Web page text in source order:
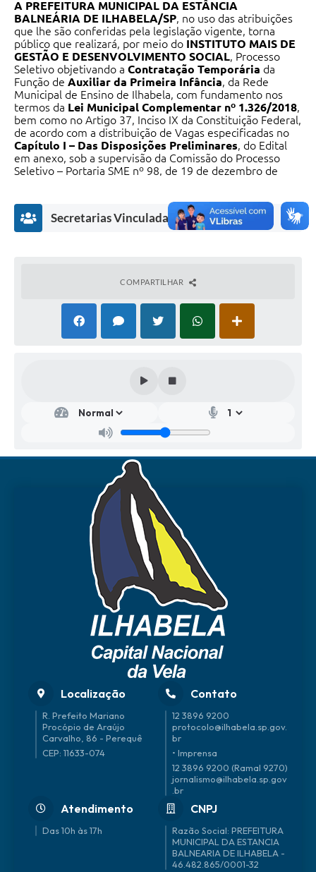
A PREFEITURA MUNICIPAL DA ESTÂNCIA
BALNEÁRIA DE ILHABELA/SP , no uso das atribuições
que lhe são conferidas pela legislação vigente, torna
público que realizará, por meio do INSTITUTO MAIS DE
GESTÃO E DESENVOLVIMENTO SOCIAL
, Processo
Seletivo objetivando a Contratação Temporária da
Função de Auxiliar da Primeira Infância , da Rede
Municipal de Ensino de Ilhabela, com fundamento nos
termos da Lei Municipal Complementar nº 1.326/2018
bem como no Artigo 37, Inciso IX da Constituição Federal,
de acordo com a distribuição de Vagas especificadas no
Capítulo I – Das Disposições Preliminares , do Edital
em anexo, sob a supervisão da Comissão do Processo
Seletivo – Portaria SME nº 98, de 19 de dezembro de
nas Instruções Especiais, que ficam fazendo parte
integrante do Edital em anexo.
Secretarias Vinculadas
etar
COMPARTILHAR
Localização
R. Prefeito Mariano
Procópio de Araújo
Carvalho, 86 - Perequê
CEP: 11633-074
Contato
12 3896 9200
protocolo@ilhabela.sp.gov.
br
• Imprensa
12 3896 9200 (Ramal 9270)
jornalismo@ilhabela.sp.gov
.br
Atendimento
Das 10h às 17h
CNPJ
46.482.865/0001-32